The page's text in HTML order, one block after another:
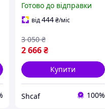
Кондуктор для
свердління отвору під
Готово до відправки
від444 ₴/міс
2 666 ₴
3 050 ₴
Купити
Shcaf 100%